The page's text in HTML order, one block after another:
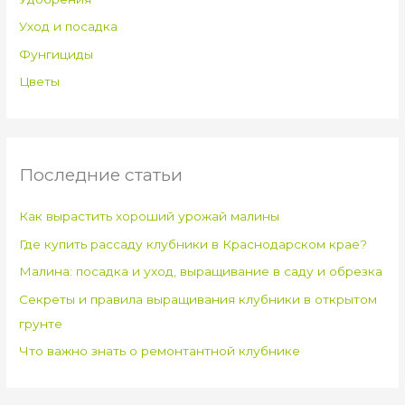
Уход и посадка
Фунгициды
Цветы
Последние статьи
Как вырастить хороший урожай малины
Где купить рассаду клубники в Краснодарском крае?
Малина: посадка и уход, выращивание в саду и обрезка
Секреты и правила выращивания клубники в открытом
грунте
Что важно знать о ремонтантной клубнике